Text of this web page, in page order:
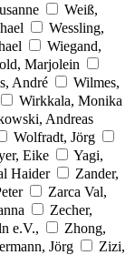
Weiß,
Wessling,
Wiegand,
Marjolein
André
Wilmes,
Wirkkala, Monika
Andreas
Wolfradt, Jörg
Eike
Yagi,
Haider
Zander,
Zarca Val,
Zecher,
e.V.,
Zhong,
Jörg
Zizi,